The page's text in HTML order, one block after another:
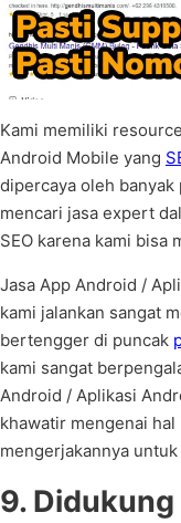
Kami memiliki
Android Mobile yang
dipercaya oleh
mencari jasa expert
SEO karena kami bisa
Jasa App Android /
kami jalankan sangat
bertengger di puncak
kami sangat
Android / Aplikasi
khawatir mengenai hal
mengerjakannya untuk
9.